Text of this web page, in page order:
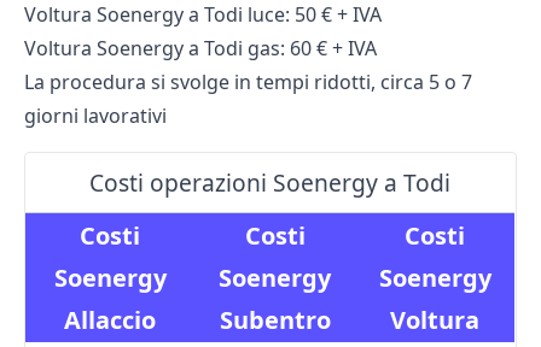
Voltura Soenergy a Todi luce: 50 € + IVA
Voltura Soenergy a Todi gas: 60 € + IVA
La procedura si svolge in tempi ridotti, circa 5 o 7
giorni lavorativi
Costi operazioni Soenergy a Todi
Costi
Soenergy
Allaccio
Costi
Soenergy
Subentro
Costi
Soenergy
Voltura